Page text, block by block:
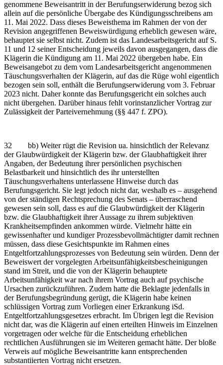
genommene Beweisantritt in der Berufungserwiderung bezog sich
allein auf die persönliche Übergabe des Kündigungsschreibens am
11. Mai 2022. Dass dieses Beweisthema im Rahmen der von der
Revision angegriffenen Beweiswürdigung erheblich gewesen wäre,
behauptet sie selbst nicht. Zudem ist das Landesarbeitsgericht auf S.
11 und 12 seiner Entscheidung jeweils davon ausgegangen, dass die
Klägerin die Kündigung am 11. Mai 2022 übergeben habe. Ein
Beweisangebot zu dem vom Landesarbeitsgericht angenommenen
Täuschungsverhalten der Klägerin, auf das die Rüge wohl eigentlich
bezogen sein soll, enthält die Berufungserwiderung vom 3. Februar
2023 nicht. Daher konnte das Berufungsgericht ein solches auch
nicht übergehen. Darüber hinaus fehlt vorinstanzlicher Vortrag zur
Zulässigkeit der Parteivernehmung (§§ 447 f. ZPO).
32 bb) Weiter rügt die Revision ua. hinsichtlich der Relevanz
der Glaubwürdigkeit der Klägerin bzw. der Glaubhaftigkeit ihrer
Angaben, der Bedeutung ihrer persönlichen psychischen
Belastbarkeit und hinsichtlich des ihr unterstellten
Täuschungsverhaltens unterlassene Hinweise durch das
Berufungsgericht. Sie legt jedoch nicht dar, weshalb es – ausgehend
von der ständigen Rechtsprechung des Senats – überraschend
gewesen sein soll, dass es auf die Glaubwürdigkeit der Klägerin
bzw. die Glaubhaftigkeit ihrer Aussage zu ihrem subjektiven
Krankheitsempfinden ankommen würde. Vielmehr hätte ein
gewissenhafter und kundiger Prozessbevollmächtigter damit rechnen
müssen, dass diese Gesichtspunkte im Rahmen eines
Entgeltfortzahlungsprozesses von Bedeutung sein würden. Denn der
Beweiswert der vorgelegten Arbeitsunfähigkeitsbescheinigungen
stand im Streit, und die von der Klägerin behauptete
Arbeitsunfähigkeit war nach ihrem Vortrag auch auf psychische
Ursachen zurückzuführen. Zudem hatte die Beklagte jedenfalls in
der Berufungsbegründung gerügt, die Klägerin habe keinen
schlüssigen Vortrag zum Vorliegen einer Erkrankung iSd.
Entgeltfortzahlungsgesetzes erbracht. Im Übrigen legt die Revision
nicht dar, was die Klägerin auf einen erteilten Hinweis im Einzelnen
vorgetragen oder welche für die Entscheidung erheblichen
rechtlichen Ausführungen sie im Weiteren gemacht hätte. Der bloße
Verweis auf mögliche Beweisantritte kann entsprechenden
substantiierten Vortrag nicht ersetzen.